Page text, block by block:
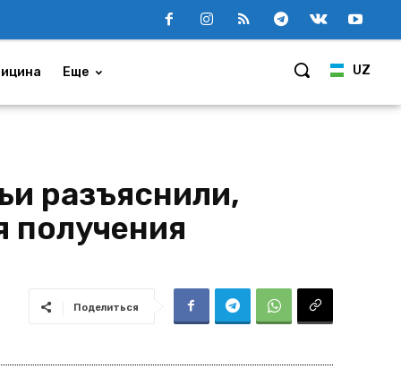
UZ
Еще
разъяснили,
получения
Поделиться